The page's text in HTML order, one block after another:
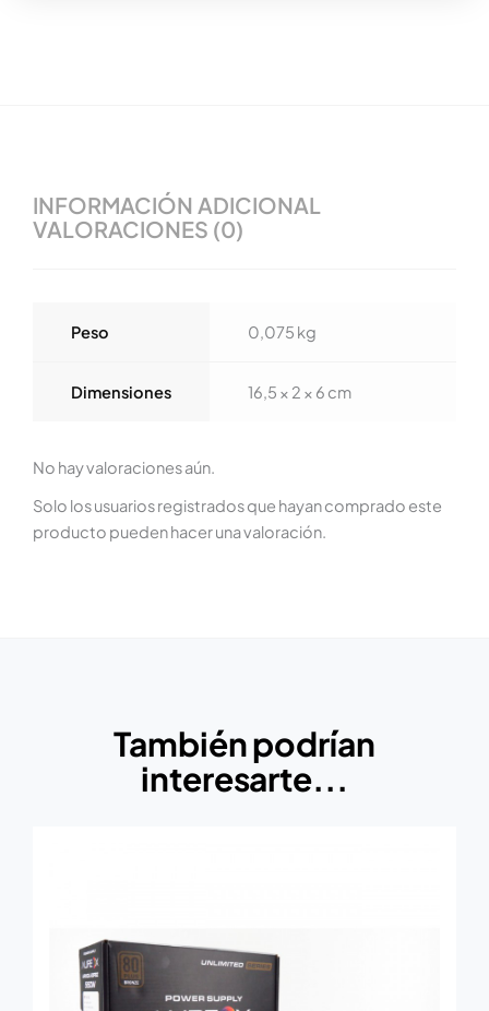
INFORMACIÓN ADICIONAL
VALORACIONES (0)
Peso 0,075 kg
Dimensiones 16,5 × 2 × 6 cm
No hay valoraciones aún.
Solo los usuarios registrados que hayan comprado este
producto pueden hacer una valoración.
También podrían
interesarte...